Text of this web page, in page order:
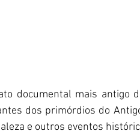
documental mais antigo
dos primórdios do
e outros eventos